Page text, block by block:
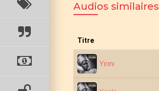
Audios similaires
Titre
Yirini